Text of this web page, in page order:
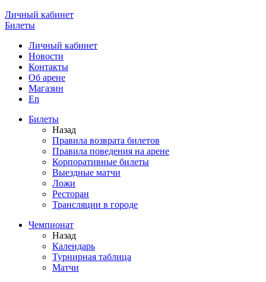
Личный кабинет
Билеты
Личный кабинет
Новости
Контакты
Об арене
Магазин
En
Билеты
Назад
Правила возврата билетов
Правила поведения на арене
Корпоративные билеты
Выездные матчи
Ложи
Ресторан
Трансляции в городе
Чемпионат
Назад
Календарь
Турнирная таблица
Матчи